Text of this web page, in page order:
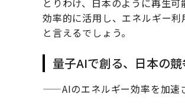
とりわけ、日本のように再生
効率的に活用し、エネルギー
と言えるでしょう。
量子AIで創る、日本の
——AIのエネルギー効率を加速